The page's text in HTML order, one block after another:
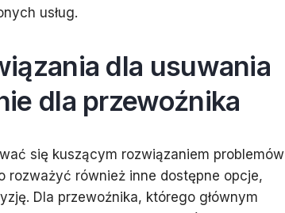
usług.
dla usuwania
dla przewoźnika
się kuszącym rozwiązaniem problemów
również inne dostępne opcje,
Dla przewoźnika, którego głównym